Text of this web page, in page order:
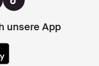
unsere App